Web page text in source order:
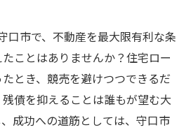
口市で、不動産を最大限有利な条
ことはありませんか？住宅ロー
とき、競売を避けつつできるだ
債を抑えることは誰もが望む大
成功への道筋としては、守口市